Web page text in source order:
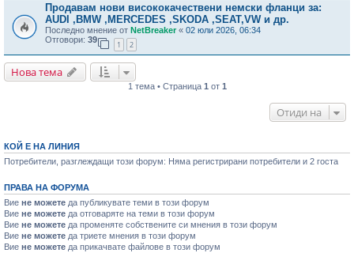
Продавам нови висококачествени немски фланци за:
AUDI ,BMW ,MERCEDES ,SKODA ,SEAT,VW и др.
Последно мнение от NetBreaker « 02 юли 2026, 06:34
Отговори: 39
1 2
Нова тема
1 тема • Страница 1 от 1
Отиди на
КОЙ Е НА ЛИНИЯ
Потребители, разглеждащи този форум: Няма регистрирани потребители и 2 госта
ПРАВА НА ФОРУМА
Вие не можете да публикувате теми в този форум
Вие не можете да отговаряте на теми в този форум
Вие не можете да променяте собствените си мнения в този форум
Вие не можете да триете мнения в този форум
Вие не можете да прикачвате файлове в този форум